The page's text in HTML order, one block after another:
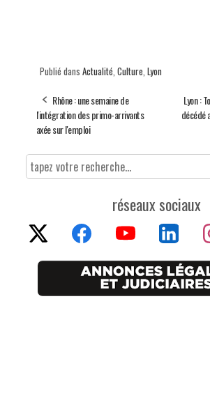
Publié dans Actualité Culture Lyon
Rhône : une semaine de
l'intégration des primo-arrivants
axée sur l'emploi
Lyon :
décédé
réseaux sociaux